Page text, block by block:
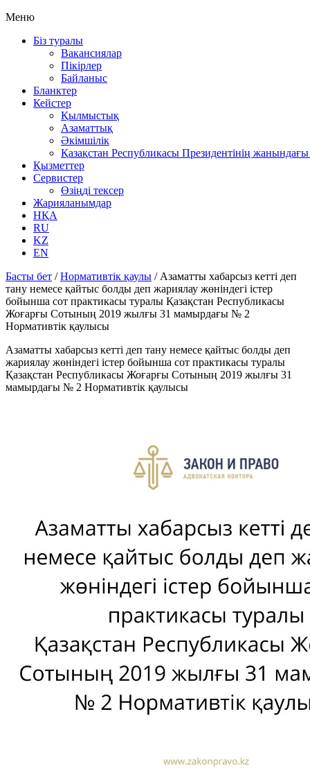
Меню
Біз туралы
Вакансиялар
Пікірлер
Байланыс
Бланктер
Кейстер
Қылмыстық
Азаматтық
Әкімшілік
Қазақстан Республикасы Президентінің
Қызметтер
Сервистер
Өзіңді тексер
Жарияланымдар
НҚА
RU
KZ
EN
Басты бет /Нормативтік қаулы / Азаматты хабарсыз кетті деп
тану немесе қайтыс болды деп жариялау жөніндегі істер
бойынша сот практикасы туралы Қазақстан Республикасы
Жоғарғы Сотының 2019 жылғы 31 мамырдағы № 2
Нормативтік қаулысы
Азаматты хабарсыз кетті деп тану немесе қайтыс болды деп
жариялау жөніндегі істер бойынша сот практикасы туралы
Қазақстан Республикасы Жоғарғы Сотының 2019 жылғы 31
мамырдағы № 2 Нормативтік қаулысы